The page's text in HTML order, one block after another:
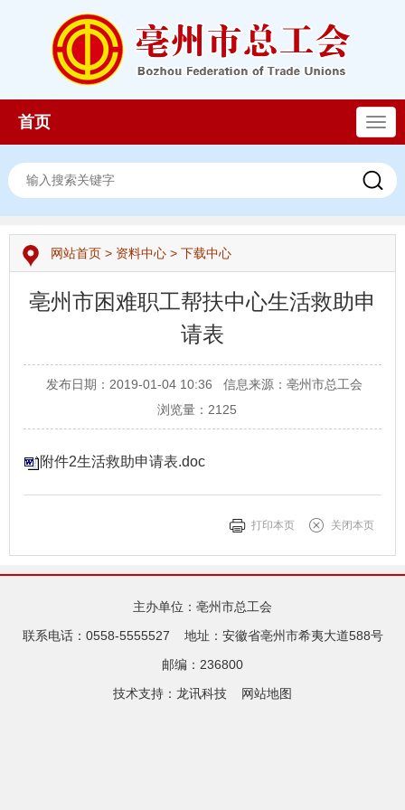
导
航
首页
网站首页 > 资料中心 > 下载中心
亳州市困难职工帮扶中心生活救助申
请表
发布日期：2019-01-04 10:36
信息来源：亳州市总工会
浏览量： 2125
附件2生活救助申请表.doc
打印本页 关闭本页
主办单位：亳州市总工会
联系电话：0558-5555527
地址：安徽省亳州市希夷大道588号
邮编：236800
技术支持： 龙讯科技 网站地图